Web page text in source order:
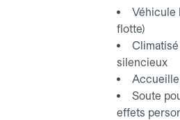
Véhicule
flotte)
silencieux
Soute
effets